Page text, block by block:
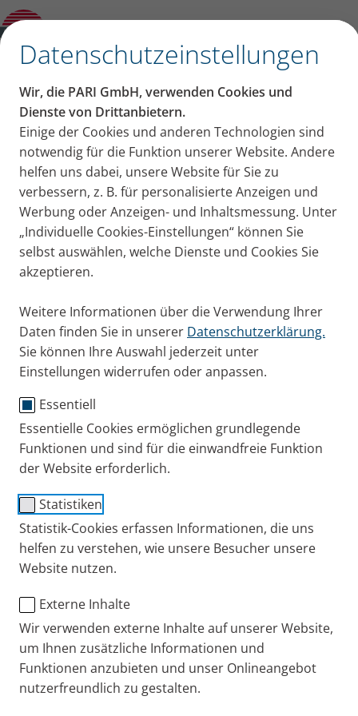
Datenschutzeinstellungen
Wir, die PARI GmbH, verwenden Cookies und
Dienste von Drittanbietern.
Einige der Cookies und anderen Technologien sind
notwendig für die Funktion unserer Website. Andere
helfen uns dabei, unsere Website für Sie zu
verbessern, z. B. für personalisierte Anzeigen und
Werbung oder Anzeigen- und Inhaltsmessung. Unter
„Individuelle Cookies-Einstellungen“ können Sie
selbst auswählen, welche Dienste und Cookies Sie
akzeptieren.
Weitere Informationen über die Verwendung Ihrer
Daten finden Sie in unserer Datenschutzerklärung.
Sie können Ihre Auswahl jederzeit unter
Einstellungen widerrufen oder anpassen.
Essentiell
Essentielle Cookies ermöglichen grundlegende
Funktionen und sind für die einwandfreie Funktion
der Website erforderlich.
Statistiken
Statistik-Cookies erfassen Informationen, die uns
helfen zu verstehen, wie unsere Besucher unsere
Website nutzen.
Externe Inhalte
Wir verwenden externe Inhalte auf unserer Website,
um Ihnen zusätzliche Informationen und
Funktionen anzubieten und unser Onlineangebot
nutzerfreundlich zu gestalten.
Verschreibungspflichtige Medikamente
MucoClear®6 %
Hypertone Salzlösung (6 % NaCl) löst den Schleim
und erleichtert das Abhusten,
z. B. bei Mukoviszidose, PCD und Bronchiektasen.
Geeignet für Säuglinge, Kinder und Erwachsene
Löst den Schleim effektiv
Steril und ohne Konservierungsstoffe
Hinweis für Ärzte/Ärztinnen:Erstattungsfähig zur
Therapie der Mukoviszidose ab dem 6. Lebensjahr
(in Deutschland, AMR Anlage V).